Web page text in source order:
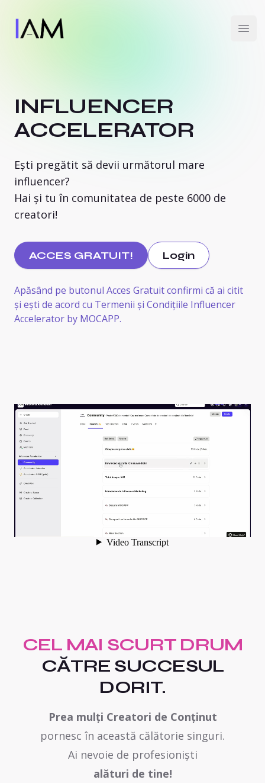
MOCAPP
INFLUENCER
ACCELERATOR
Ești pregătit să devii următorul mare
influencer?
Hai și tu în comunitatea de peste 6000 de
creatori!
ACCES GRATUIT! Login
Apăsând pe butonul Acces Gratuit confirmi că ai citit
și ești de acord cu Termenii și Condițiile Influencer
Accelerator by MOCAPP.
CEL MAI SCURT DRUM
CĂTRE SUCCESUL
DORIT.
Prea mulți Creatori de Conținut
pornesc în această călătorie singuri.
Ai nevoie de profesioniști
alături de tine!